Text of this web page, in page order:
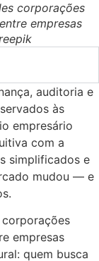
corporações
empresas
auditoria e
às
empresário
com a
simplificados e
mudou — e
empresas
quem busca